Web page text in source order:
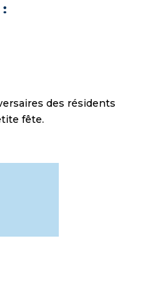
des résidents
fête.